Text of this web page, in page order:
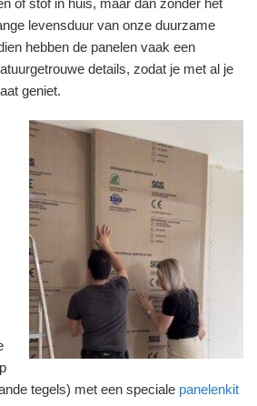
of stof in huis, maar dan zonder het
levensduur van onze duurzame
hebben de panelen vaak een
details, zodat je met al je
geniet.
tegels) met een speciale panelenkit